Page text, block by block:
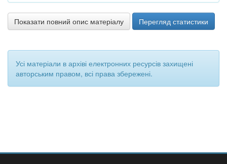
Показати повний опис матеріалу Перегляд статистики
Усі матеріали в архіві електронних ресурсів захищені
авторським правом, всі права збережені.